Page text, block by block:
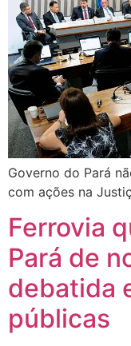
Governo do Pará
com ações na
Ferrovia
Pará de
debatida
públicas